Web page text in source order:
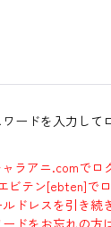
ードを入力して
ラアニ.comで
ビテン[ebten]
ドレスを引き
ドをお忘れの